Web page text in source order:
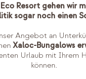
Resort gehen wir
sogar noch einen
Angebot an
Xaloc-Bungalows
Urlaub mit Ihrem
können.